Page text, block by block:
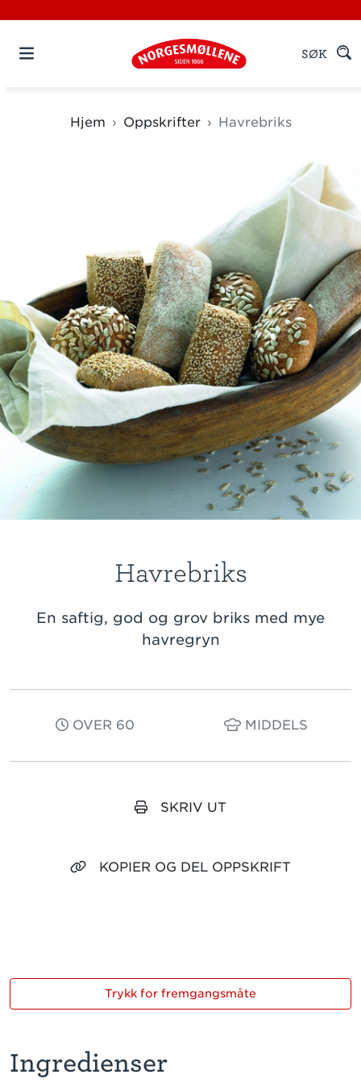
SØK
Hjem Oppskrifter Havrebriks
Havrebriks
En saftig, god og grov briks med mye
havregryn
OVER 60 MIDDELS
SKRIV UT
KOPIER OG DEL OPPSKRIFT
Ingredienser
Trykk for fremgangsmåte